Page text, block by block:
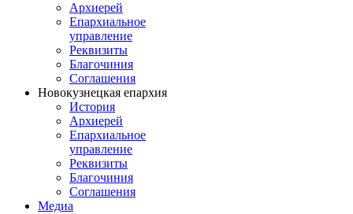
Архиерей
Епархиальное
управление
Реквизиты
Благочиния
Соглашения
Новокузнецкая епархия
История
Архиерей
Епархиальное
управление
Реквизиты
Благочиния
Соглашения
Медиа